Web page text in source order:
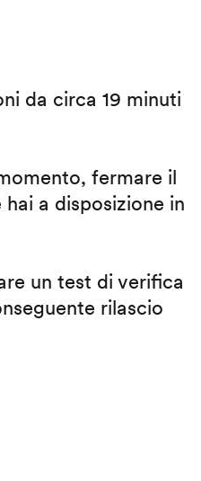
da circa 19 minuti
fermare il
a disposizione in
un test di verifica
rilascio